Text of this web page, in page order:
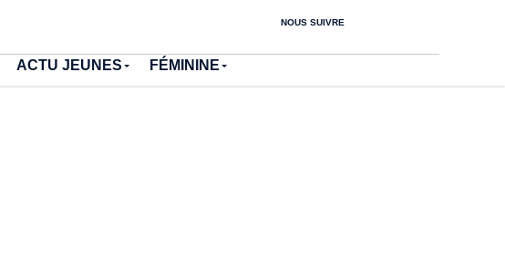
NOUS SUIVRE
ACTU JEUNES FÉMININE